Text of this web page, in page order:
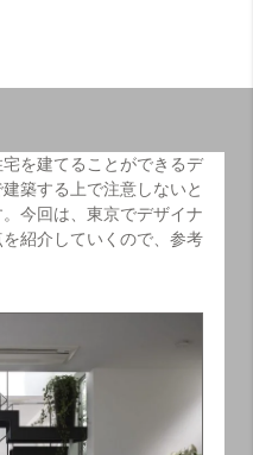
を建てることができるデ
築する上で注意しないと
今回は、東京でデザイナ
紹介していくので、参考